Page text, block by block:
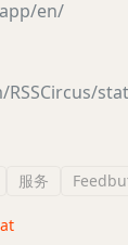
en/
服务